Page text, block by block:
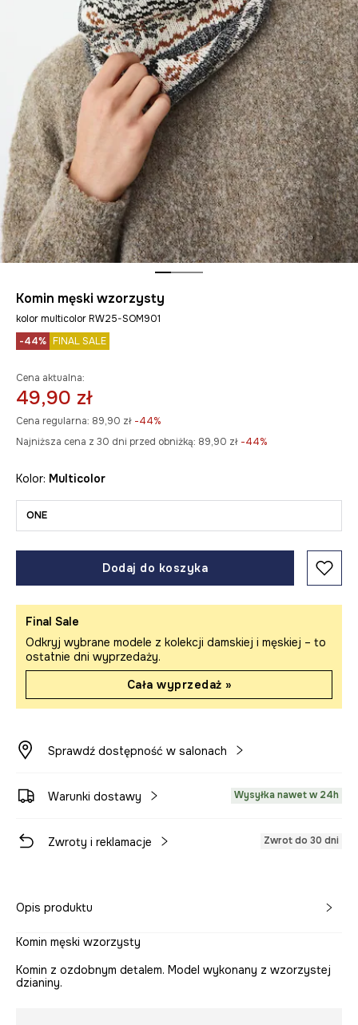
Komin męski wzorzysty
kolor multicolor RW25-SOM901
-44% FINAL SALE
Cena aktualna:
49,90 zł
Cena regularna: 89,90 zł -44%
Najniższa cena z 30 dni przed obniżką: 89,90 zł -44%
Kolor: multicolor
ONE
Dodaj do koszyka
Final Sale
Odkryj wybrane modele z kolekcji damskiej i męskiej – to
ostatnie dni wyprzedaży.
Cała wyprzedaż »
Sprawdź dostępność w salonach
Warunki dostawy Wysyłka nawet w 24h
Zwroty i reklamacje Zwrot do 30 dni
Opis produktu
Komin męski wzorzysty
Komin z ozdobnym detalem. Model wykonany z wzorzystej
dzianiny.